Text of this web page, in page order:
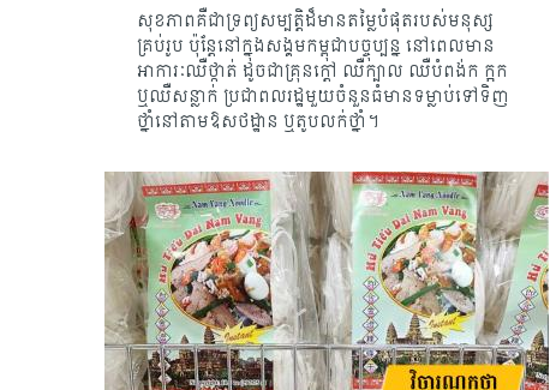
សុខភាពគឺជាទ្រព្យសម្បត្តិដ៏មានតម្លៃបំផុតរបស់មនុស្ស
គ្រប់រូប ប៉ុន្តែនៅក្នុងសង្គមកម្ពុជាបច្ចុប្បន្ន នៅពេលមាន
អាការៈឈឺថ្កាត់ ដូចជាគ្រុនក្តៅ ឈឺក្បាល ឈឺបំពង់ក ក្អក
ឬឈឺសន្លាក់ ប្រជាពលរដ្ឋមួយចំនួនធំមានទម្លាប់ទៅទិញ
ថ្នាំនៅតាមឱសថដ្ឋាន ឬតូបលក់ថ្នាំ។